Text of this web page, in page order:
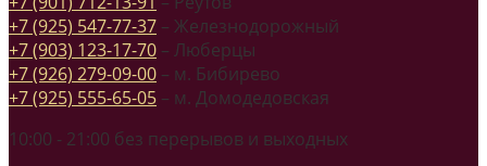
+7 (925) 547-77-37 – Железнодорожный
+7 (903) 123-17-70 – Люберцы
+7 (926) 279-09-00 – м. Бибирево
+7 (925) 555-65-05 – м. Домодедовская
10:00 - 21:00 без перерывов и выходных